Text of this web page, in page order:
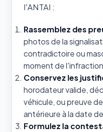
l'ANTAI :
Rassemblez des
photos de la
contradictoire ou
moment de
Conservez les
horodateur valide,
véhicule, ou preuve
antérieure à la date
Formulez la